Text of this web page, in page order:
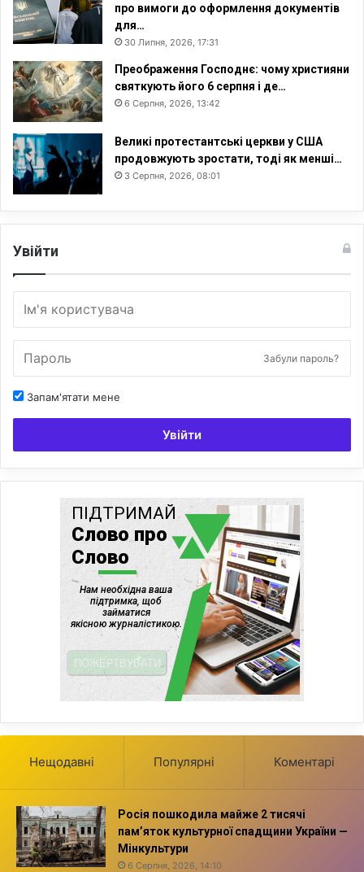
про вимоги до оформлення документів
для…
30 Липня, 2026, 17:31
Преображення Господнє: чому християни
святкують його 6 серпня і де…
6 Серпня, 2026, 13:42
Великі протестантські церкви у США
продовжують зростати, тоді як менші…
3 Серпня, 2026, 08:01
Увійти
Забули пароль?
Запам'ятати мене
Увійти
Нещодавні Популярні Коментарі
Росія пошкодила майже 2 тисячі
пам’яток культурної спадщини України —
Мінкультури
6 Серпня, 2026, 14:10